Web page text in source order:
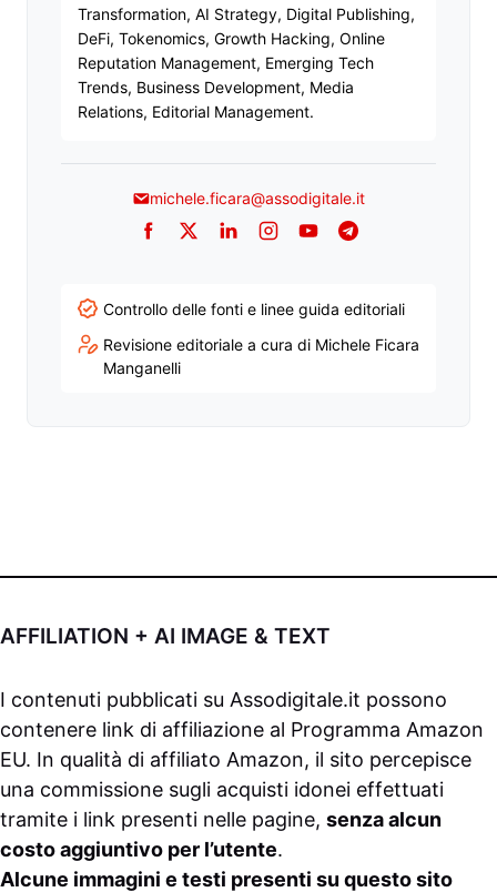
Transformation, AI Strategy, Digital Publishing,
DeFi, Tokenomics, Growth Hacking, Online
Reputation Management, Emerging Tech
Trends, Business Development, Media
Relations, Editorial Management.
michele.ficara@assodigitale.it
Facebook
TwitterLinkedInInstagram
YouTubeTelegram
Controllo delle fonti e linee guida editoriali
Revisione editoriale a cura di Michele Ficara
Manganelli
AFFILIATION + AI IMAGE & TEXT
I contenuti pubblicati su Assodigitale.it possono
contenere link di affiliazione al Programma Amazon
EU. In qualità di affiliato Amazon, il sito percepisce
una commissione sugli acquisti idonei effettuati
tramite i link presenti nelle pagine, senza alcun
costo aggiuntivo per l’utente.
Alcune immagini e testi presenti su questo sito